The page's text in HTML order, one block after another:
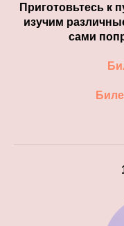
Приготовьтесь к
изучим
сами